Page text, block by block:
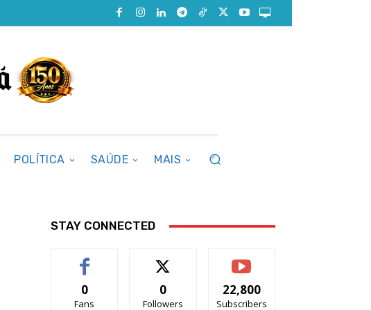
POLÍTICA SAÚDE MAIS
STAY CONNECTED
0
Fans
0
Followers
22,800
Subscribers